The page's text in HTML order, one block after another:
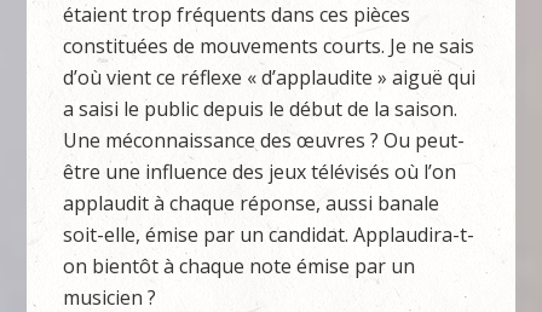
étaient trop fréquents dans ces pièces
constituées de mouvements courts. Je ne sais
d’où vient ce réflexe « d’applaudite » aiguë qui
a saisi le public depuis le début de la saison.
Une méconnaissance des œuvres ? Ou peut-
être une influence des jeux télévisés où l’on
applaudit à chaque réponse, aussi banale
soit-elle, émise par un candidat. Applaudira-t-
on bientôt à chaque note émise par un
musicien ?